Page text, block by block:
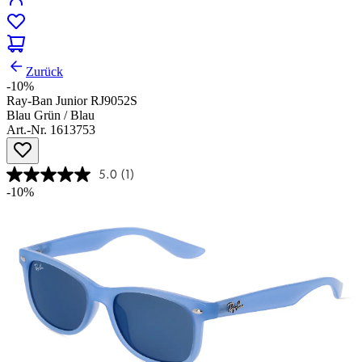
Zurück
-10%
Ray-Ban Junior RJ9052S
Blau Grün / Blau
Art.-Nr. 1613753
5.0 (1)
-10%